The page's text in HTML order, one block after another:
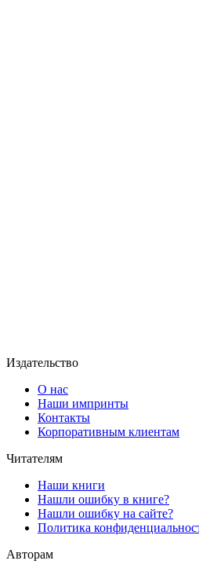
Издательство
О нас
Наши импринты
Контакты
Корпоративным клиентам
Читателям
Наши книги
Нашли ошибку в книге?
Нашли ошибку на сайте?
Политика
Авторам